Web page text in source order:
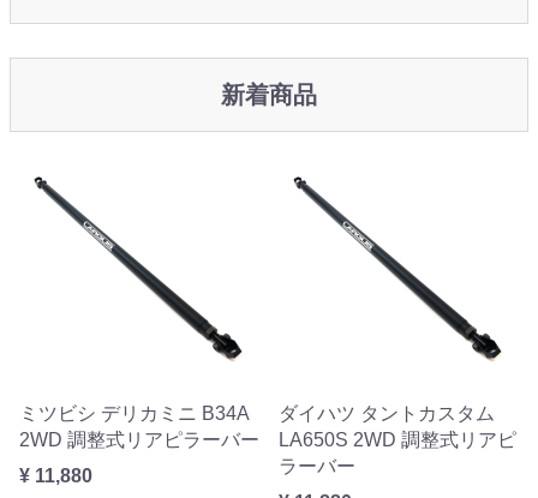
新着商品
ミツビシ デリカミニ B34A
2WD 調整式リアピラーバー
¥ 11,880
ダイハツ タントカスタム
LA650S 2WD 調整式リアピ
ラーバー